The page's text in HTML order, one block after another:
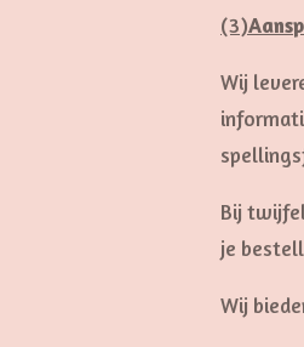
(3)
Wij
Bij
je
Wij